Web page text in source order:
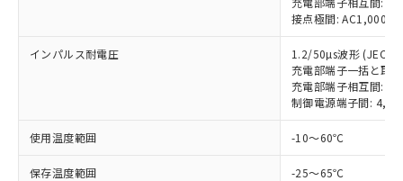
接点極間: AC1,000V
インパルス耐電圧
1.2/50µs波形 (JEC
充電部端子一括と取
充電部端子相互間:
制御電源端子間:
使用温度範囲 -10～60℃
保存温度範囲 -25～65℃
お客様が当ウェブサイト上で当社にご
登録された部品リストについて、当社
品・サービスに関するお客様との取
引・商談に必要な範囲で利用すること
"個人情報
の「1.共同利
用者の範囲」に記載されている法人を
下記の非含有証明書をダウンロードするこ
EU RoHS指令（10物質）の非含有証明書
51物質の非含有証明書（当社基準）
るもので、過去に遡って非含有を証明する
キャンセル